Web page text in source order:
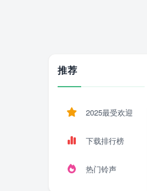
推荐
2025最受欢迎
下载排行榜
热门铃声